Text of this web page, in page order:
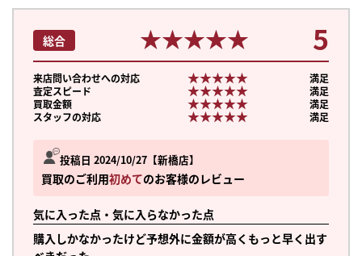
投稿日 2024/10/27 新橋店
買取のご利用初めてのお客様のレビュー
気に入った点・気に入らなかった点
購入しかなかったけど予想外に金額が高くもっと早く出す
総合 ★★★★★
★★★★★ 5
来店問い合わせへの対応 ★★★★★
★★★★★
満足
査定スピード
★★★★★
★★★★★
満足
買取金額
★★★★★
★★★★★
満足
スタッフの対応
★★★★★
★★★★★ 満足